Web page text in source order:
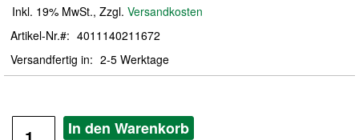
Inkl. 19% MwSt., Zzgl. Versandkosten
Artikel-Nr.
4011140211672
Versandfertig in
2-5 Werktage
In den Warenkorb